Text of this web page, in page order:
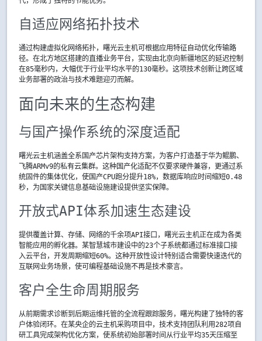
自适应网络拓扑技术
通过构建虚拟化网络拓扑，曙光云主机可根据应用特征自动优化传输路
径。在北方地区搭建的直播业务平台，实现由北京向新疆地区的延迟控制
在85毫秒内，大幅优于行业平均水平的130毫秒。这项技术创新让跨区域
业务部署的政治与技术难题迎刃而解。
面向未来的生态构建
与国产操作系统的深度适配
曙光云主机涵盖全系国产芯片架构支持方案，为客户打造基于华为鲲鹏、
飞腾ARMv9的私有云集群。这种国产化适配不仅要求硬件兼容，更通过系
统固件的集体优化，使国产CPU跑分提升18%，数据库响应时间缩短0.48
秒，为国家关键信息基础设施建设提供坚实保障。
开放式API体系加速生态建设
提供覆盖计算、存储、网络的千余项API接口，曙光云主机正在成为各类
智能应用的孵化器。某智慧城市建设中的23个子系统都通过标准接口接
入云平台，开发周期缩短60%。这种开放性设计特别适合需要快速迭代的
互联网业务场景，使可编程基础设施不再是技术豪言。
客户全生命周期服务
从前期需求诊断到后期运维托管的全流程跟踪服务，曙光构建了独特的客
户体验闭环。在某央企的云主机采购项目中，技术支持团队利用282项自
研工具完成架构优化方案，使系统初始部署时间从行业平均35天压缩至